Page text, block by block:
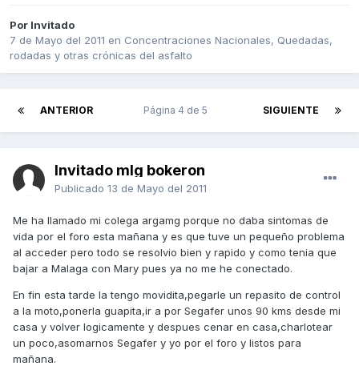
Por Invitado
7 de Mayo del 2011 en Concentraciones Nacionales, Quedadas,
rodadas y otras crónicas del asfalto
ANTERIOR SIGUIENTE
Página 4 de 5
Invitado mlg bokeron
Publicado 13 de Mayo del 2011
Me ha llamado mi colega argamg porque no daba sintomas de
vida por el foro esta mañana y es que tuve un pequeño problema
al acceder pero todo se resolvio bien y rapido y como tenia que
bajar a Malaga con Mary pues ya no me he conectado.
En fin esta tarde la tengo movidita,pegarle un repasito de control
a la moto,ponerla guapita,ir a por Segafer unos 90 kms desde mi
casa y volver logicamente y despues cenar en casa,charlotear
un poco,asomarnos Segafer y yo por el foro y listos para
mañana.